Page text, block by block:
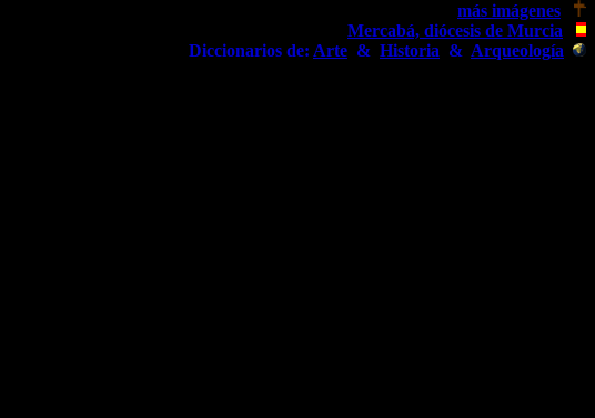
más imágenes
Mercabá, diócesis de Murcia
Diccionarios de: Arte & Historia & Arqueología